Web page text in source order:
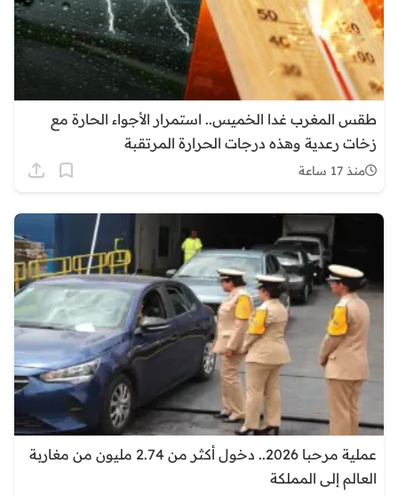
طقس المغرب غدا الخميس.. استمرار الأجواء الحارة مع
زخات رعدية وهذه درجات الحرارة المرتقبة
منذ 17 ساعة
عملية مرحبا 2026.. دخول أكثر من 2.74 مليون من مغاربة
العالم إلى المملكة